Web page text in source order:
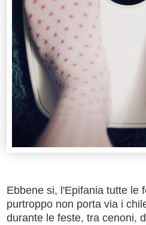
Ebbene si, l'Epifania tutte le
purtroppo non porta via i
durante le feste, tra cenoni,